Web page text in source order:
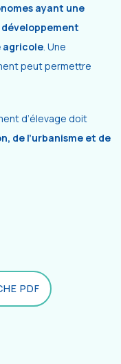
ayant une
agricole . Une
peut permettre
d’élevage doit
de l’urbanisme et de
PDF